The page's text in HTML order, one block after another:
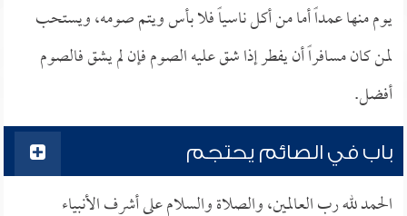
يوم منها عمداً أما من أكل ناسياً فلا بأس ويتم صومه، ويستحب
لمن كان مسافراً أن يفطر إذا شق عليه الصوم فإن لم يشق فالصوم
أفضل.
باب في الصائم يحتجم
الحمد لله رب العالمين، والصلاة والسلام على أشرف الأنبياء